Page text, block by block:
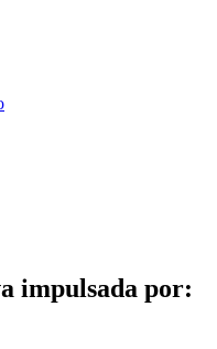
impulsada por: